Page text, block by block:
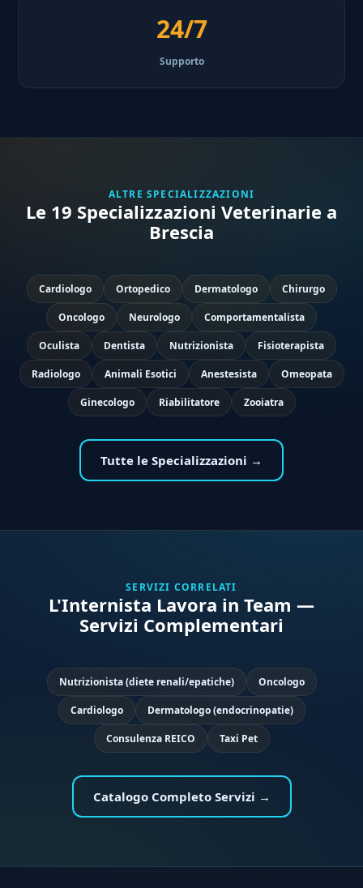
24/7
Supporto
ALTRE SPECIALIZZAZIONI
Le 19 Specializzazioni Veterinarie a
Brescia
Cardiologo Ortopedico Dermatologo Chirurgo
Oncologo Neurologo Comportamentalista
Oculista Dentista Nutrizionista Fisioterapista
Radiologo Animali Esotici Anestesista Omeopata
Ginecologo Riabilitatore Zooiatra
Tutte le Specializzazioni →
SERVIZI CORRELATI
L'Internista Lavora in Team —
Servizi Complementari
Nutrizionista (diete renali/epatiche) Oncologo
Cardiologo Dermatologo (endocrinopatie)
Consulenza REICO Taxi Pet
Catalogo Completo Servizi →